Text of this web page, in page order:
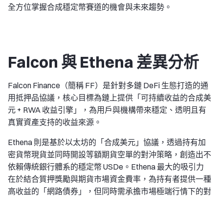
全方位掌握合成穩定幣賽道的機會與未來趨勢。
Falcon 與 Ethena 差異分析
Falcon Finance（簡稱 FF）是針對多鏈 DeFi 生態打造的通
用抵押品協議，核心目標為鏈上提供「可持續收益的合成美
元 + RWA 收益引擎」，為用戶與機構帶來穩定、透明且有
真實資產支持的收益來源。
Ethena 則是基於以太坊的「合成美元」協議，透過持有加
密貨幣現貨並同時開設等額期貨空單的對沖策略，創造出不
依賴傳統銀行體系的穩定幣 USDe。Ethena 最大的吸引力
在於結合質押獎勵與期貨市場資金費率，為持有者提供一種
高收益的「網路債券」，但同時需承擔市場極端行情下的對